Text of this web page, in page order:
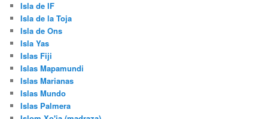
Isla de IF
Isla de la Toja
Isla de Ons
Isla Yas
Islas Fiji
Islas Mapamundi
Islas Marianas
Islas Mundo
Islas Palmera